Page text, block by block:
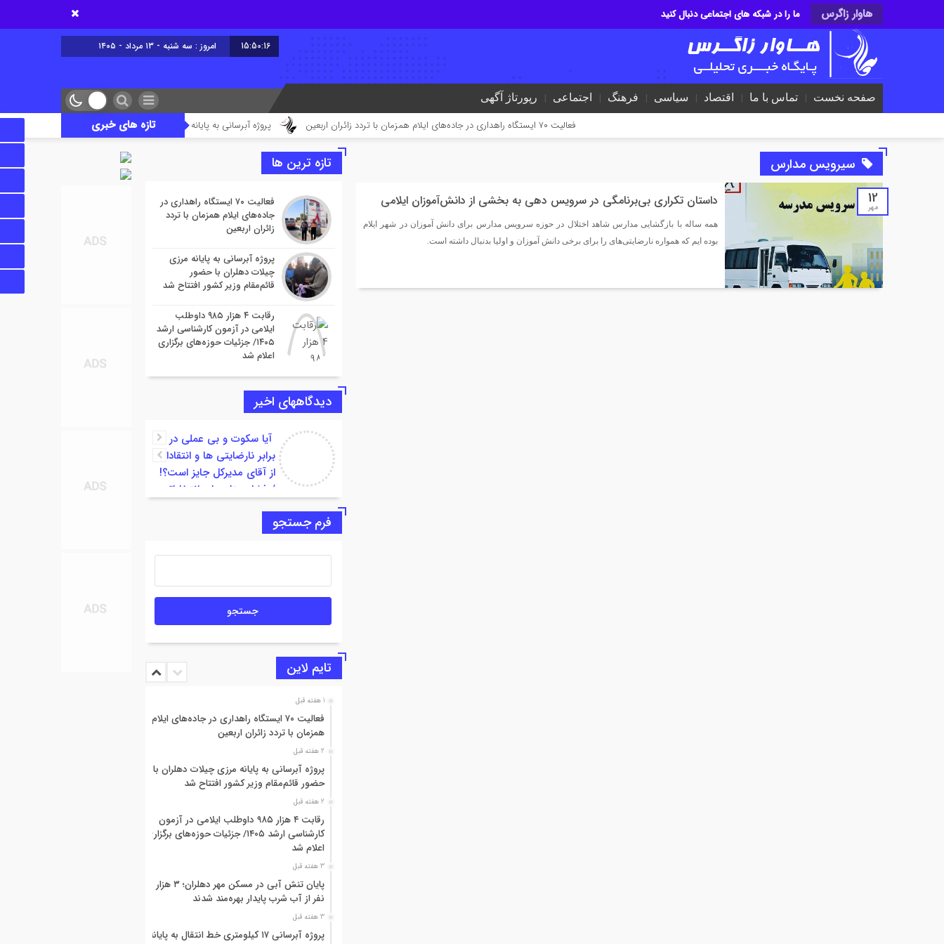
هاوار زاگرس ما را در شبکه های اجتماعی دنبال کنید
15:50:17 امروز : سه شنبه - ۱۳ مرداد - ۱۴۰۵
صفحه نخست تماس با ما اقتصاد سیاسی فرهنگ اجتماعی رپورتاژ آگهی
تازه های خبری
پروژه آبرسانی به پایانه مرزی چیلات دهلران با حضور قائم‌مقام وزیر کشور افتتاح شد
سیرویس مدارس
12
مهر داستان تکراری بی‌برنامگی در سرویس دهی به بخشی از دانش‌آموزان ایلامی
همه ساله با بازگشایی مدارس شاهد اختلال در حوزه سرویس مدارس برای دانش آموزان در شهر ایلام
بوده ایم که همواره نارضایتی‌های را برای برخی دانش آموزان و اولیا بدنبال داشته است.
تازه ترین ها
فعالیت ۷۰ ایستگاه راهداری در
جاده‌های ایلام همزمان با تردد
زائران اربعین
پروژه آبرسانی به پایانه مرزی
چیلات دهلران با حضور
قائم‌مقام وزیر کشور افتتاح شد
رقابت ۴ هزار ۹۸۵ داوطلب
ایلامی در آزمون کارشناسی ارشد
۱۴۰۵/ جزئیات حوزه‌های برگزاری
اعلام شد
دیدگاههای اخیر
آیا سکوت و بی عملی در
برابر نارضایتی ها و انتقادات
از آقای مدیرکل جایز است؟!
/ فشار ستاد های انتخاباتی
ن
را در خروجی خبرگزاری (اینجا
فرم جستجو
تایم لاین
1 هفته قبل
فعالیت ۷۰ ایستگاه راهداری در جاده‌های ایلام
همزمان با تردد زائران اربعین
2 هفته قبل
پروژه آبرسانی به پایانه مرزی چیلات دهلران با
حضور قائم‌مقام وزیر کشور افتتاح شد
2 هفته قبل
رقابت ۴ هزار ۹۸۵ داوطلب ایلامی در آزمون
کارشناسی ارشد ۱۴۰۵/ جزئیات حوزه‌های برگزاری
اعلام شد
3 هفته قبل
پایان تنش آبی در مسکن مهر دهلران؛ ۳ هزار
نفر از آب شرب پایدار بهره‌مند شدند
3 هفته قبل
پروژه آبرسانی ۱۷ کیلومتری خط انتقال به پایانه